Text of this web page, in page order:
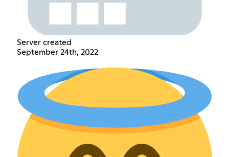
Server created
September 24th, 2022